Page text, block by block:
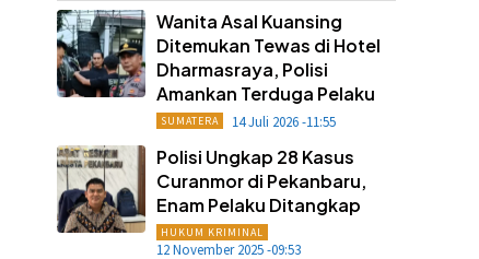
Wanita Asal Kuansing
Ditemukan Tewas di Hotel
Dharmasraya, Polisi
Amankan Terduga Pelaku
SUMATERA 14 Juli 2026 -11:55
Polisi Ungkap 28 Kasus
Curanmor di Pekanbaru,
Enam Pelaku Ditangkap
HUKUM KRIMINAL
12 November 2025 -09:53